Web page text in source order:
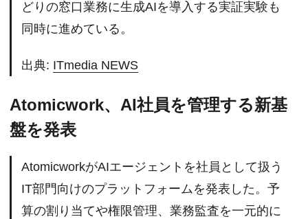
どりの窓口業務に生成AIを導入する実証実験も
同時に進めている。
出典: ITmedia NEWS
Atomicwork、AI社員を管理する新基
盤を発表
AtomicworkがAIエージェントを社員として扱う
IT部門向けのプラットフォームを発表した。予
算の割り当てや権限管理、業務監査を一元的に